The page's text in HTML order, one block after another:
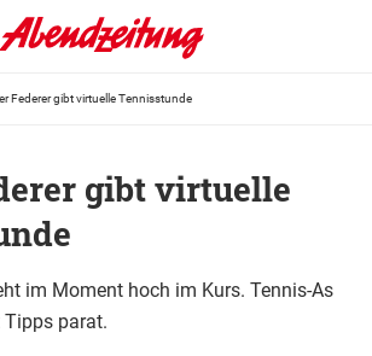
Federer gibt virtuelle Tennisstunde
gibt virtuelle
im Moment hoch im Kurs. Tennis-As
Tipps parat.